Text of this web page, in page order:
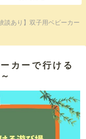
談あり】双子用ベビーカー
カーで行ける